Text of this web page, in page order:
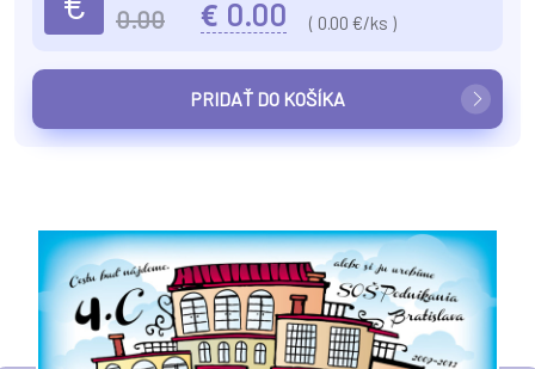
0.00 € 0.00 ( 0.00 €/ks )
PRIDAŤ DO KOŠÍKA